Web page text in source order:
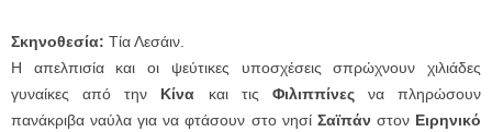
Σκηνοθεσία: Τία Λεσάιν.
Η απελπισία και οι ψεύτικες υποσχέσεις σπρώχνουν χιλιάδες
γυναίκες από την Κίνα και τις Φιλιππίνεςνα πληρώσουν
πανάκριβα ναύλα για να φτάσουν στο νησί Σαϊπάν στον Ειρηνικό